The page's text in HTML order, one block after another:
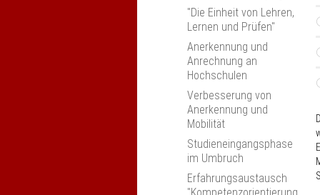
"Die Einheit von Lehren,
Lernen und Prüfen"
Anerkennung und
Anrechnung an
Hochschulen
Verbesserung von
Anerkennung und
Mobilität
Studieneingangsphase
im Umbruch
Erfahrungsaustausch